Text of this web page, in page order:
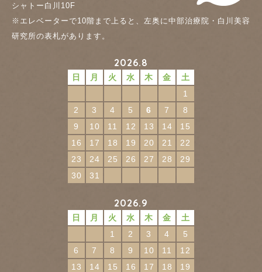
シャトー白川10F
※エレベーターで10階まで上ると、左奥に中部治療院・白川美容
研究所の表札があります。
2026.8
日 月 火 水 木 金
土
1
2
3 4 5 6 7
8
9
10 11 12 13 14
15
16
17 18 19 20 21
22
23
24 25 26 27 28
29
30
31
2026.9
日 月 火 水 木 金
土
1
2 3 4
5
6
7 8 9 10 11
12
13
14 15 16 17 18
19